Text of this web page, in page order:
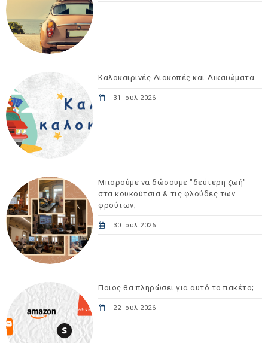
Καλοκαιρινές Διακοπές και Δικαιώματα
31 Ιουλ 2026
Μπορούμε να δώσουμε "δεύτερη ζωή"
στα κουκούτσια & τις φλούδες των
φρούτων;
30 Ιουλ 2026
Ποιος θα πληρώσει για αυτό το πακέτο;
22 Ιουλ 2026